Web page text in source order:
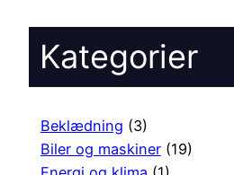
Kategorier
Beklædning (3)
Biler og maskiner(19)